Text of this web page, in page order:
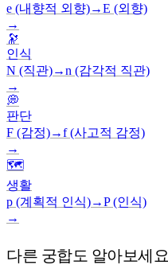
e (내향적 외향)→E (외향)
→
🔭
인식
N (직관)→n (감각적 직관)
→
💭
판단
F (감정)→f (사고적 감정)
→
🗺️
생활
p (계획적 인식)→P (인식)
→
다른 궁합도 알아보세요